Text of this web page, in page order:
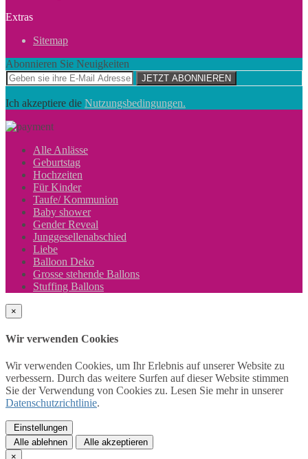
Extras
Sitemap
Abonnieren Sie Neuigkeiten
JETZT ABONNIEREN
Ich akzeptiere die Nutzungsbedingungen.
Alle Anlässe
Geburtstag
Hochzeiten
Für Kinder
Taufe/ Kommunion
Baby shower
Gender Reveal
Junggesellenabschied
Liebe
Balloon Deko
Grosse stehende Ballons
Stuffing Ballons
×
Wir verwenden Cookies
Wir verwenden Cookies, um Ihr Erlebnis auf unserer Website zu
verbessern. Durch das weitere Surfen auf dieser Website stimmen
Sie der Verwendung von Cookies zu. Lesen Sie mehr in unserer
Datenschutzrichtlinie.
Einstellungen
Alle ablehnen
Alle akzeptieren
×